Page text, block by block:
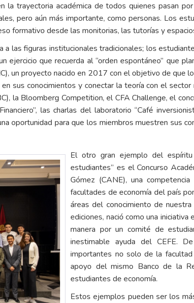
trayectoria académica de todos quienes pasan
pero aún más importante, como personas. Los
formativo desde las monitorias, las tutorías y
las figuras institucionales tradicionales; los
ejercicio que recuerda al “orden espontáneo” que
un proyecto nacido en 2017 con el objetivo de que
sus conocimientos y conectar la teoría con el
la Bloomberg Competition, el CFA Challenge, el
las charlas del laboratorio “Café
oportunidad para que los miembros muestren sus
El otro gran ejemplo del
estudiantes” es el Concurso
Gómez (CANE), una
facultades de economía del país
áreas del conocimiento de
ediciones, nació como una
manera por un comité de
inestimable ayuda del CEFE.
importantes no solo de la
apoyo del mismo Banco de la
estudiantes de economía.
Estos ejemplos pueden ser los